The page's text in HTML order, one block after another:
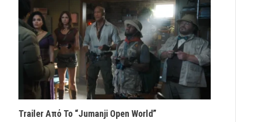
Trailer Από Το “Jumanji Open World”